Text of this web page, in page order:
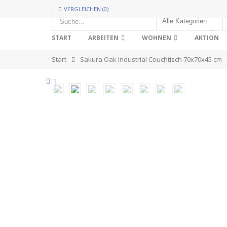
VERGLEICHEN (0)
START ARBEITEN WOHNEN AKTION
Start Sakura Oak Industrial Couchtisch 70x70x45 cm